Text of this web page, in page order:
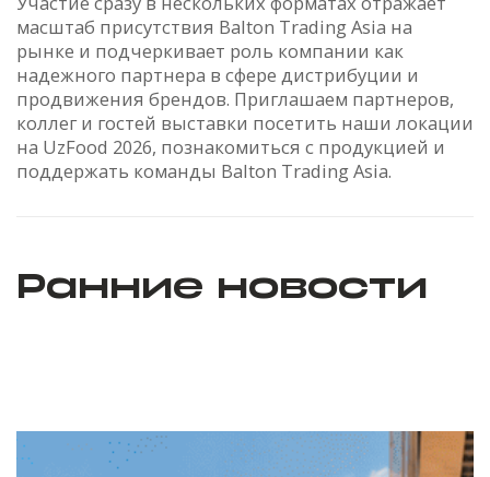
масштаб присутствия Balton Trading Asia на
рынке и подчеркивает роль компании как
надежного партнера в сфере дистрибуции и
продвижения брендов. Приглашаем партнеров,
коллег и гостей выставки посетить наши локации
на UzFood 2026, познакомиться с продукцией и
поддержать команды Balton Trading Asia.
Ранние новости